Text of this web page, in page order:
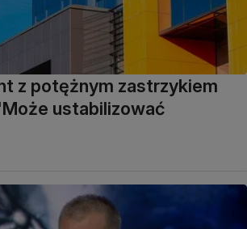
z potężnym zastrzykiem
ustabilizować